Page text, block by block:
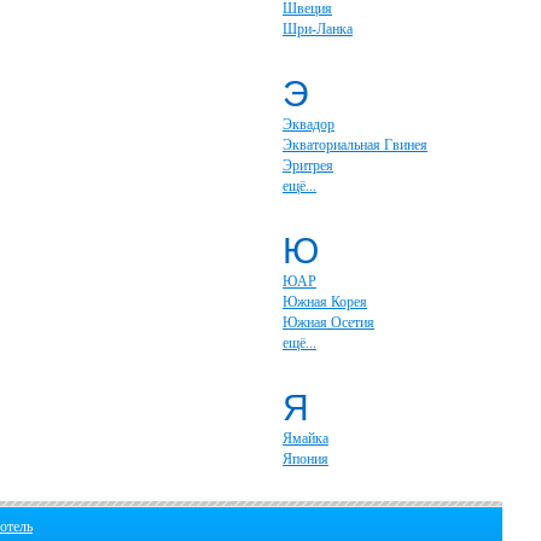
Швеция
Шри-Ланка
Э
Эквадор
Экваториальная Гвинея
Эритрея
ещё...
Ю
ЮАР
Южная Корея
Южная Осетия
ещё...
Я
Ямайка
Япония